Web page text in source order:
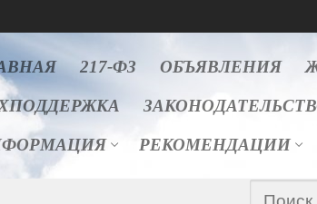
217-ФЗ ОБЪЯВЛЕНИЯ
РЕКОМЕНДАЦИИ
Найти: